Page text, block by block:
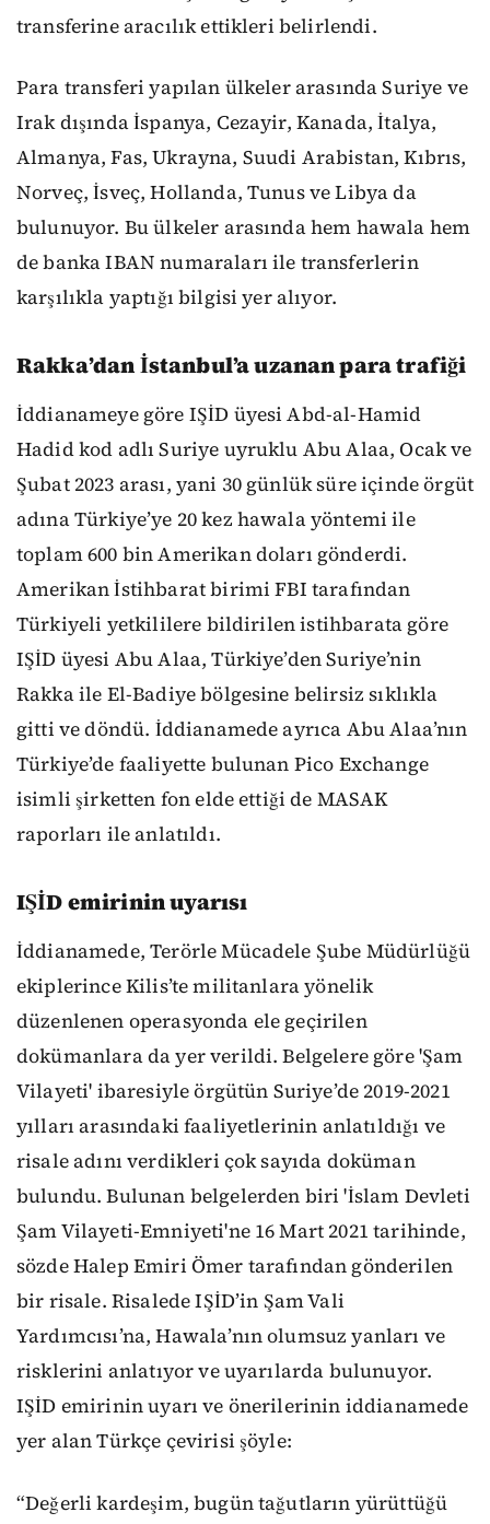
transferine aracılık ettikleri belirlendi.
Para transferi yapılan ülkeler arasında Suriye ve
Irak dışında İspanya, Cezayir, Kanada, İtalya,
Almanya, Fas, Ukrayna, Suudi Arabistan, Kıbrıs,
Norveç, İsveç, Hollanda, Tunus ve Libya da
bulunuyor. Bu ülkeler arasında hem hawala hem
de banka IBAN numaraları ile transferlerin
karşılıkla yaptığı bilgisi yer alıyor.
Rakka’dan İstanbul’a uzanan para trafiği
İddianameye göre IŞİD üyesi Abd-al-Hamid
Hadid kod adlı Suriye uyruklu Abu Alaa, Ocak ve
Şubat 2023 arası, yani 30 günlük süre içinde örgüt
adına Türkiye’ye 20 kez hawala yöntemi ile
toplam 600 bin Amerikan doları gönderdi.
Amerikan İstihbarat birimi FBI tarafından
Türkiyeli yetkililere bildirilen istihbarata göre
IŞİD üyesi Abu Alaa, Türkiye’den Suriye’nin
Rakka ile El-Badiye bölgesine belirsiz sıklıkla
gitti ve döndü. İddianamede ayrıca Abu Alaa’nın
Türkiye’de faaliyette bulunan Pico Exchange
isimli şirketten fon elde ettiği de MASAK
raporları ile anlatıldı.
IŞİD emirinin uyarısı
İddianamede, Terörle Mücadele Şube Müdürlüğü
ekiplerince Kilis’te militanlara yönelik
düzenlenen operasyonda ele geçirilen
dokümanlara da yer verildi. Belgelere göre 'Şam
Vilayeti' ibaresiyle örgütün Suriye’de 2019-2021
yılları arasındaki faaliyetlerinin anlatıldığı ve
risale adını verdikleri çok sayıda doküman
bulundu. Bulunan belgelerden biri 'İslam Devleti
Şam Vilayeti-Emniyeti'ne 16 Mart 2021 tarihinde,
sözde Halep Emiri Ömer tarafından gönderilen
bir risale. Risalede IŞİD’in Şam Vali
Yardımcısı’na, Hawala’nın olumsuz yanları ve
risklerini anlatıyor ve uyarılarda bulunuyor.
IŞİD emirinin uyarı ve önerilerinin iddianamede
yer alan Türkçe çevirisi şöyle:
“Değerli kardeşim, bugün tağutların yürüttüğü